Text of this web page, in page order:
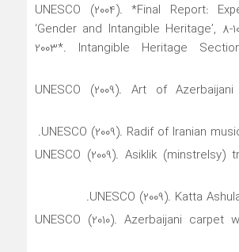
UNESCO (2004). *Final Report:
‘Gender and Intangible Heritage’, 8-
2003*. Intangible Heritage
UNESCO (2009). Art of
UNESCO (2009). Radif of Iranian
UNESCO (2009). Asiklik (minstrelsy)
UNESCO (2009). Katta
UNESCO (2010). Azerbaijani carpet